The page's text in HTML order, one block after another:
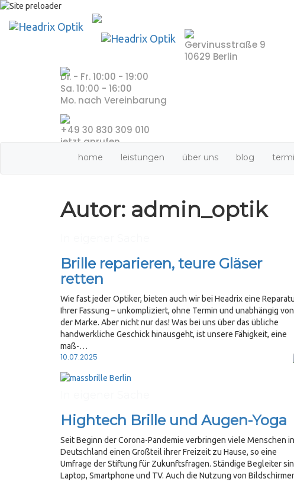
Skip
content
Gervinusstraße 9
10629 Berlin
Di. - Fr. 10:00 - 19:00
Sa. 10:00 - 16:00
Mo. nach Vereinbarung
+49 30 830 309 010
jetzt anrufen
home leistungen über uns blog
Autor: admin_optik
Brille reparieren, teure Gläser
retten
Wie fast jeder Optiker, bieten auch wir bei Headrix eine
Ihrer Fassung – unkompliziert, ohne Termin und unabhängig von
der Marke. Aber nicht nur das! Was bei uns über das übliche
handwerkliche Geschick hinausgeht, ist unsere Fähigkeit, eine
maß-…
Posted
10.07.2025
Hightech Brille und Augen-Yoga
Seit Beginn der Corona-Pandemie verbringen viele Menschen in
Deutschland einen Großteil ihrer Freizeit zu Hause, so eine
Umfrage der Stiftung für Zukunftsfragen. Ständige Begleiter
Laptop, Smartphone und TV. Auch die Nutzung von